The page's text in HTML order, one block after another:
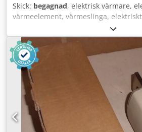
Skick: begagnad, elektrisk värmare,
värmeelement, värmeslinga,
beröringssäker halvledarvärmare,
fläktvärmare, kopplingsskåpsfläkt -
Fläktvärmare/Kopplingsskåpsvärmare
Effekt: 250 watt Dkjdpfxof Sxbue Al
V -Mått: 115/120/H170 mm -Vikt: 1,3 kg